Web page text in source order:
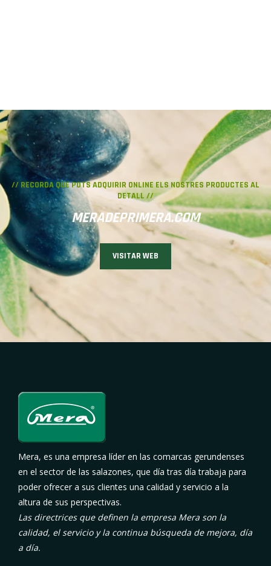
// RECORDA QUE POTS ADQUIRIR ONLINEELS NOSTRES PRODUCTES AL
DETALL //
MERADEPRIMERA.COM
VISITAR WEB
Mera, es una empresa líder en las comarcas gerundenses
en el sector de las salazones, que día tras día trabaja para
poder ofrecer a sus clientes una calidad y servicio a la
altura de sus perspectivas.
Las directrices que definen la empresa Mera son la
calidad, el servicio y la continua búsqueda de mejora, día
a día.